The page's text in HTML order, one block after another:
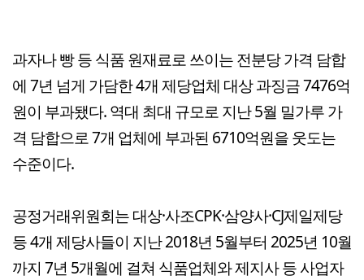
과자나 빵 등 식품 원재료로 쓰이는 전분당 가격 담합
에 7년 넘게 가담한 4개 제당업체 대상 과징금 7476억
원이 부과됐다. 역대 최대 규모로 지난 5월 밀가루 가
격 담합으로 7개 업체에 부과된 6710억원을 웃도는
수준이다.
공정거래위원회는 대상·사조CPK·삼양사·CJ제일제당
등 4개 제당사들이 지난 2018년 5월부터 2025년 10월
까지 7년 5개월에 걸쳐 식품업체와 제지사 등 사업자